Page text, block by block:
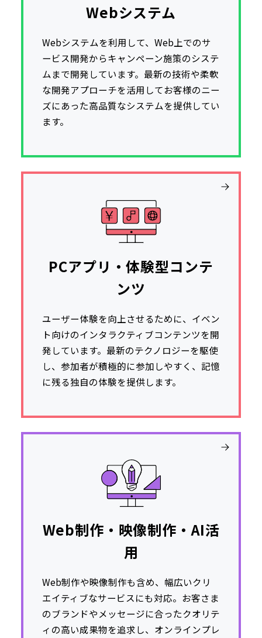
Webシステム
Webシステムを利用して、Web上でのサ
ービス開発からキャンペーン施策のシステ
ムまで開発しています。最新の技術や柔軟
な開発アプローチを活用してお客様のニー
ズにあった高品質なシステムを提供してい
ます。
PCアプリ・体験型コンテ
ンツ
ユーザー体験を向上させるために、イベン
ト向けのインタラクティブコンテンツを開
発しています。最新のテクノロジーを駆使
し、参加者が積極的に参加しやすく、記憶
に残る独自の体験を提供します。
Web制作・映像制作・AI活
用
Web制作や映像制作も含め、幅広いクリ
エイティブなサービスにも対応。お客さま
のブランドやメッセージに合ったクオリテ
ィの高い成果物を追求し、オンラインプレ